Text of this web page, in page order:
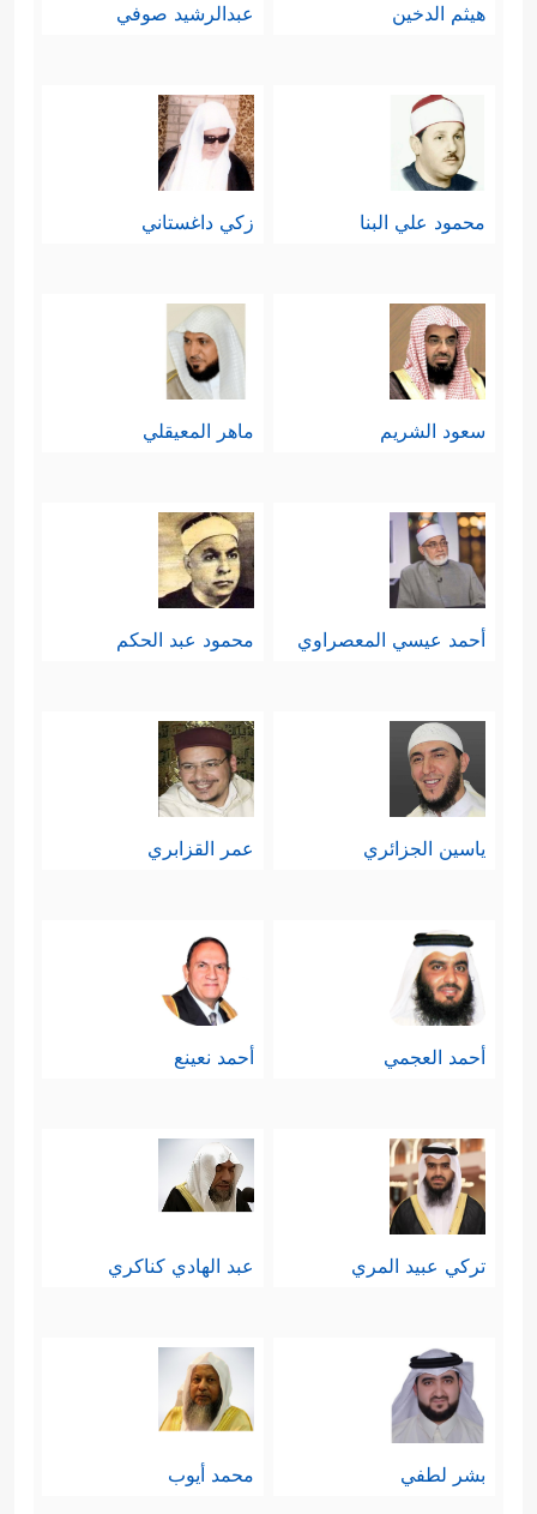
هيثم الدخين عبدالرشيد صوفي
محمود علي البنا زكي داغستاني
سعود الشريم ماهر المعيقلي
أحمد عيسي المعصراوي محمود عبد الحكم
ياسين الجزائري عمر القزابري
أحمد العجمي أحمد نعينع
تركي عبيد المري عبد الهادي كناكري
بشر لطفي محمد أيوب